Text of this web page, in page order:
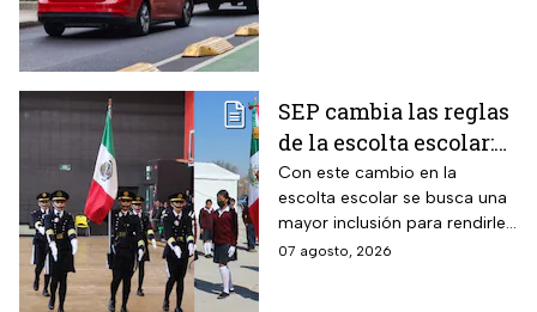
SEP cambia las reglas
de la escolta escolar:
¿cómo se elegirá a los
alumnos a partir de
ahora?
Con este cambio en la
escolta escolar se busca una
mayor inclusión para rendirle
honores a la bandera
07 agosto, 2026